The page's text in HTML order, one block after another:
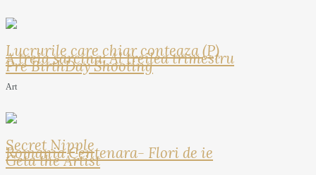
Lucrurile care chiar conteaza (P)
A treia sarcina: Al treilea trimestru
Pre BirthDay Shooting
Art
Secret Nipple
Romania Centenara- Flori de ie
Geta the Artist